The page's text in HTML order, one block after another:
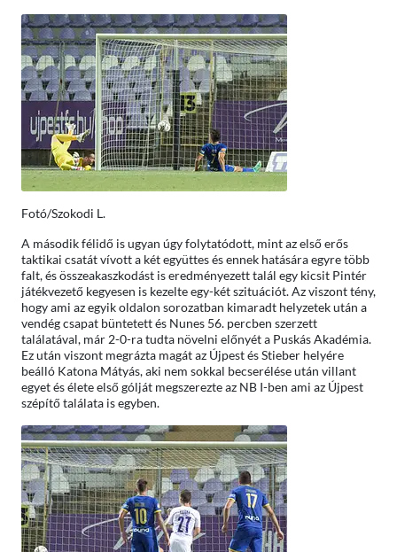
Fotó/Szokodi L.
A második félidő is ugyan úgy folytatódott, mint az első erős
taktikai csatát vívott a két együttes és ennek hatására egyre több
falt, és összeakaszkodást is eredményezett talál egy kicsit Pintér
játékvezető kegyesen is kezelte egy-két szituációt. Az viszont tény,
hogy ami az egyik oldalon sorozatban kimaradt helyzetek után a
vendég csapat büntetett és Nunes 56. percben szerzett
találatával, már 2-0-ra tudta növelni előnyét a Puskás Akadémia.
Ez után viszont megrázta magát az Újpest és Stieber helyére
beálló Katona Mátyás, aki nem sokkal becserélése után villant
egyet és élete első gólját megszerezte az NB I-ben ami az Újpest
szépítő találata is egyben.